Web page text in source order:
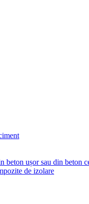
beton ușor sau din beton
de izolare